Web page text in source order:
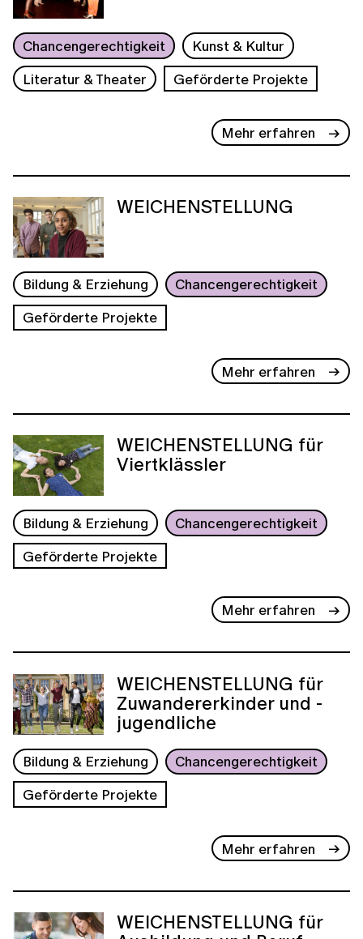
Chancengerechtigkeit
Kunst & Kultur
Literatur & Theater
Geförderte Projekte
Mehr erfahren
WEICHENSTELLUNG
Bildung & Erziehung
Chancengerechtigkeit
Geförderte Projekte
Mehr erfahren
WEICHENSTELLUNG für
Viertklässler
Bildung & Erziehung
Chancengerechtigkeit
Geförderte Projekte
Mehr erfahren
WEICHENSTELLUNG für
Zuwandererkinder und -
jugendliche
Bildung & Erziehung
Chancengerechtigkeit
Geförderte Projekte
Mehr erfahren
WEICHENSTELLUNG für